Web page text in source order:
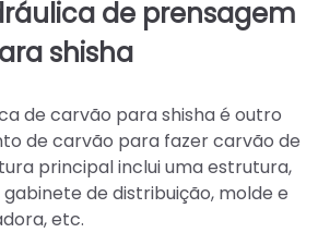
de prensagem
shisha
de carvão para shisha é outro
de carvão para fazer carvão de
principal inclui uma estrutura,
de distribuição, molde e
etc.